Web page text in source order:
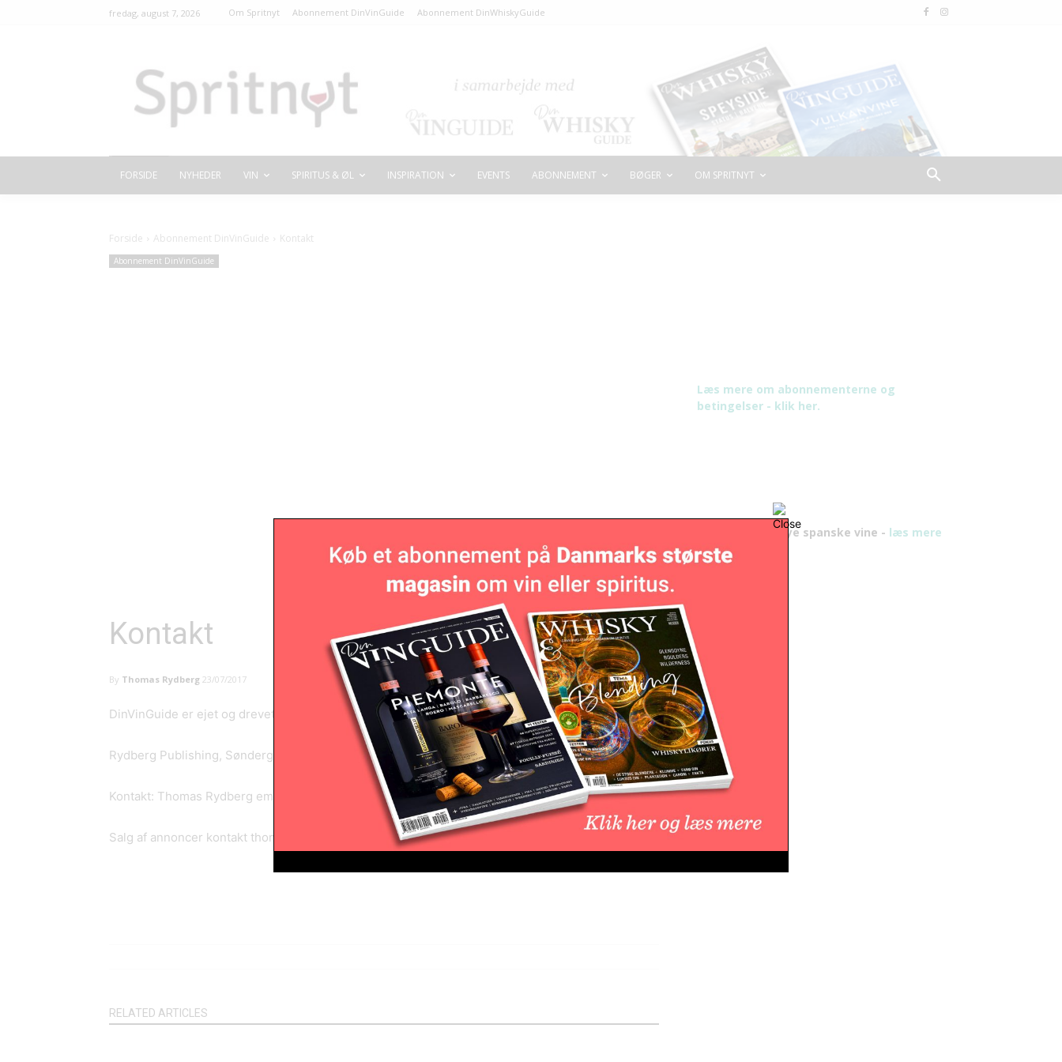
fredag, august 7, 2026 Om Spritnyt Abonnement DinVinGuide Abonnement DinWhiskyGuide
FORSIDE NYHEDER VIN SPIRITUS & ØL INSPIRATION EVENTS ABONNEMENT BØGER OM SPRITNYT
Forside Abonnement DinVinGuide Kontakt
Abonnement DinVinGuide
Kontakt
By Thomas Rydberg 23/07/2017
DinVinGuide er ejet og drevet af Thomas Rydberg.
Rydberg Publishing, Søndergårdsvej 33, 3500 Værløse. CVR: 25563123
Kontakt: Thomas Rydberg email: thomas @ dinvinguide.dk eller på mobil: 2345 1313
Salg af annoncer kontakt thomas @ dinvinguide.dk
RELATED ARTICLES
Læs mere om abonnementerne og
betingelser - klik her.
Ny bog om de nye spanske vine - læs mere
her